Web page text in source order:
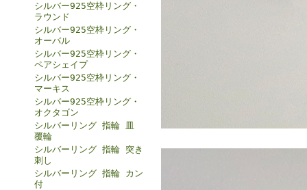
シルバー925空枠リング・
ラウンド
シルバー925空枠リング・
オーバル
シルバー925空枠リング・
ペアシェイプ
シルバー925空枠リング・
マーキス
シルバー925空枠リング・
オクタゴン
シルバーリング 指輪 皿
覆輪
シルバーリング 指輪 突き
刺し
シルバーリング 指輪 カン
付